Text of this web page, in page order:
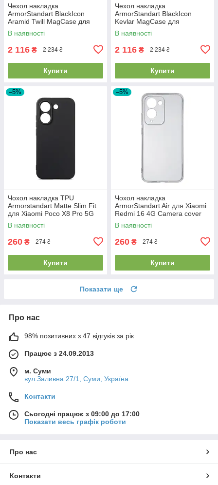
Чехол накладка
ArmorStandart BlackIcon
Aramid Twill MagCase для
Samsung S26 Plus Black
(ARM90146)
В наявності
2 116 ₴ 2 234 ₴
Купити
Чехол накладка
ArmorStandart BlackIcon
Kevlar MagCase для
Samsung S26 Ultra Sunset
(ARM90158)
В наявності
2 116 ₴ 2 234 ₴
Купити
–5%
Чохол накладка TPU
Armorstandart Matte Slim Fit
для Xiaomi Poco X8 Pro 5G
Camera cover Black
(ARM90712)
В наявності
260 ₴ 274 ₴
Купити
–5%
Чохол накладка
ArmorStandart Air для Xiaomi
Redmi 16 4G Camera cover
Clear (ARM90955)
В наявності
260 ₴ 274 ₴
Купити
Показати ще
Про нас
98% позитивних з 47 відгуків за рік
Працює з 24.09.2013
м. Суми
вул.Заливна 27/1, Суми, Україна
Контакти
Сьогодні працює з 09:00 до 17:00
Показати весь графік роботи
Про нас
Контакти